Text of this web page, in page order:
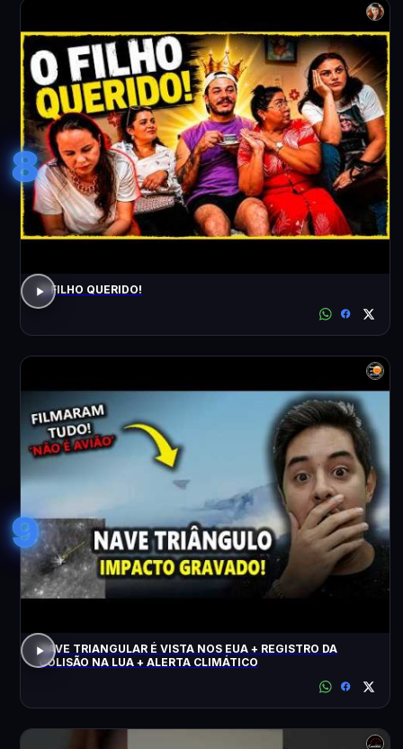
8
O FILHO QUERIDO!
9
NAVE TRIANGULAR É VISTA NOS EUA + REGISTRO DA
COLISÃO NA LUA + ALERTA CLIMÁTICO